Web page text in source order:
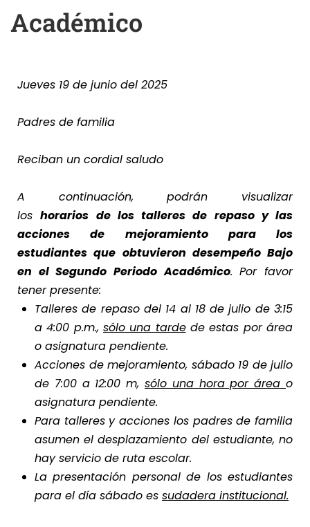
Académico
Jueves 19 de junio del 2025
Padres de familia
Reciban un cordial saludo
A continuación, podrán visualizar
loshorarios de los talleres de repaso y las
acciones de mejoramiento para los
estudiantes que obtuvieron desempeño Bajo
en el Segundo Periodo Académico. Por favor
tener presente:
Talleres de repaso del 14 al 18 de julio de 3:15
a 4:00 p.m., sólo una tardede estas por área
o asignatura pendiente.
Acciones de mejoramiento, sábado 19 de julio
de 7:00 a 12:00 m, sólo una hora por área o
asignatura pendiente.
Para talleres y acciones los padres de familia
asumen el desplazamiento del estudiante, no
hay servicio de ruta escolar.
La presentación personal de los estudiantes
para el día sábado es sudadera institucional.